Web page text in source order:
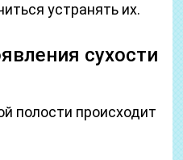
устранять их.
сухости
полости происходит